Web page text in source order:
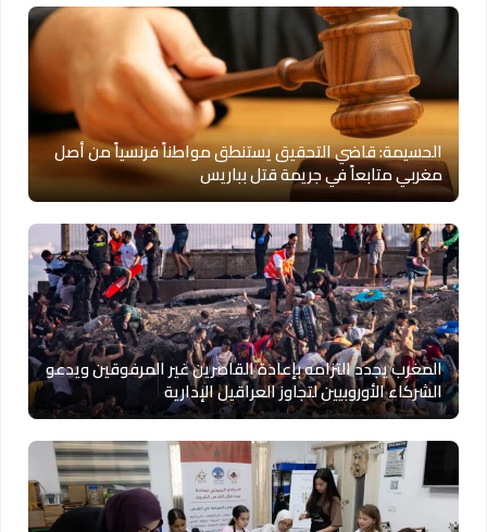
الحسيمة: قاضي التحقيق يستنطق مواطناً فرنسياً من أصل
مغربي متابعاً في جريمة قتل بباريس
المغرب يجدد التزامه بإعادة القاصرين غير المرفوقين ويدعو
الشركاء الأوروبيين لتجاوز العراقيل الإدارية